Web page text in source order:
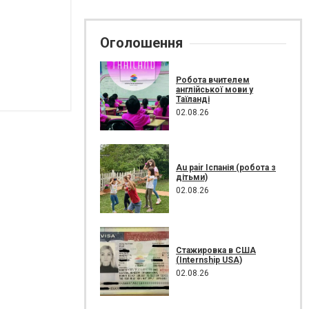
Оголошення
Робота вчителем
англійської мови у
Таїланді
02.08.26
Au pair Іспанія (робота з
дітьми)
02.08.26
Стажировка в США
(Internship USA)
02.08.26